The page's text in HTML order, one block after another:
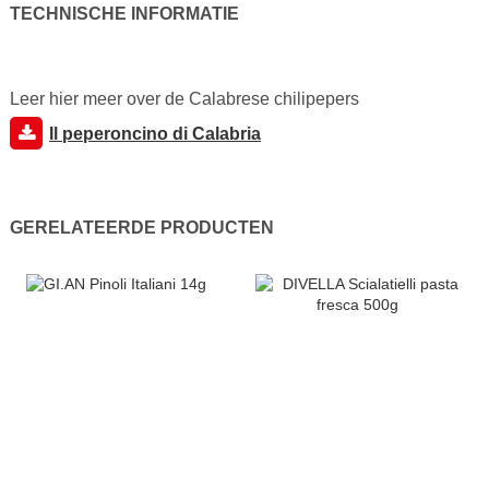
TECHNISCHE INFORMATIE
Leer hier meer over de Calabrese chilipepers
Il peperoncino di Calabria
GERELATEERDE PRODUCTEN